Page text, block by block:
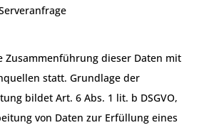
Zusammenführung dieser Daten mit
statt. Grundlage der
bildet Art. 6 Abs. 1 lit. b DSGVO,
von Daten zur Erfüllung eines